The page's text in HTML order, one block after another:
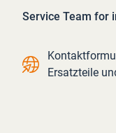
Service Team for
Contact link
Ersatzteile